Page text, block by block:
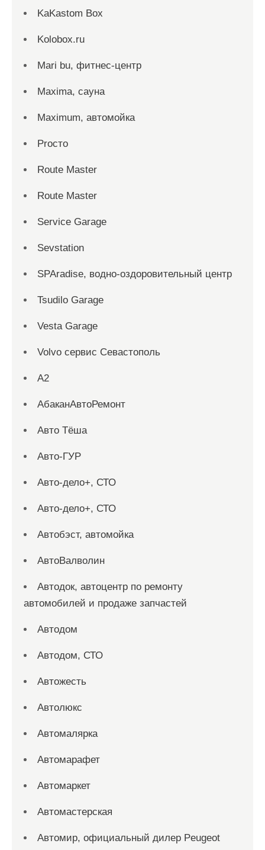
KaKastom Box
Kolobox.ru
Mari bu, фитнес-центр
Maxima, сауна
Maximum, автомойка
Proсто
Route Master
Route Master
Service Garage
Sevstation
SPAradise, водно-оздоровительный центр
Tsudilo Garage
Vesta Garage
Volvo сервис Севастополь
А2
АбаканАвтоРемонт
Авто Тёша
Авто-ГУР
Авто-дело+, СТО
Авто-дело+, СТО
Автобэст, автомойка
АвтоВалволин
Автодок, автоцентр по ремонту
автомобилей и продаже запчастей
Автодом
Автодом, СТО
Автожесть
Автолюкс
Автомалярка
Автомарафет
Автомаркет
Автомастерская
Автомир, официальный дилер Peugeot